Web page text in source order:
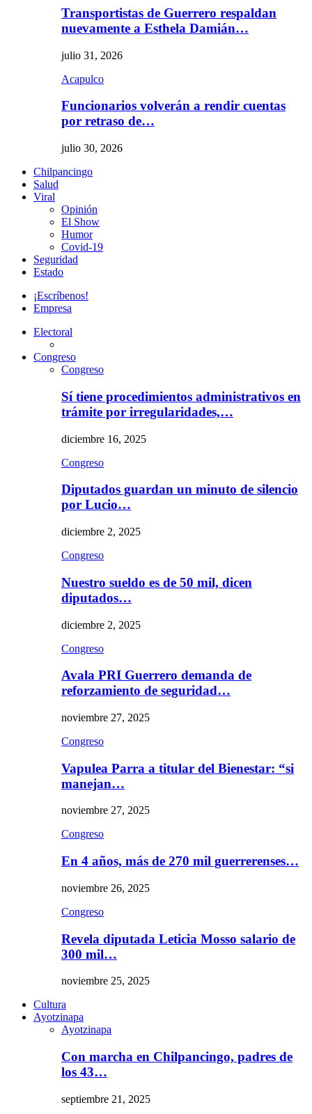
Transportistas de Guerrero respaldan
nuevamente a Esthela Damián…
julio 31, 2026
Acapulco
Funcionarios volverán a rendir cuentas
por retraso de…
julio 30, 2026
Chilpancingo
Salud
Viral
Opinión
El Show
Humor
Covid-19
Seguridad
Estado
¡Escríbenos!
Empresa
Electoral
Congreso
Congreso
Sí tiene procedimientos administrativos en
trámite por irregularidades,…
diciembre 16, 2025
Congreso
Diputados guardan un minuto de silencio
por Lucio…
diciembre 2, 2025
Congreso
Nuestro sueldo es de 50 mil, dicen
diputados…
diciembre 2, 2025
Congreso
Avala PRI Guerrero demanda de
reforzamiento de seguridad…
noviembre 27, 2025
Congreso
Vapulea Parra a titular del Bienestar: “si
manejan…
noviembre 27, 2025
Congreso
En 4 años, más de 270 mil guerrerenses…
noviembre 26, 2025
Congreso
Revela diputada Leticia Mosso salario de
300 mil…
noviembre 25, 2025
Cultura
Ayotzinapa
Ayotzinapa
Con marcha en Chilpancingo, padres de
los 43…
septiembre 21, 2025